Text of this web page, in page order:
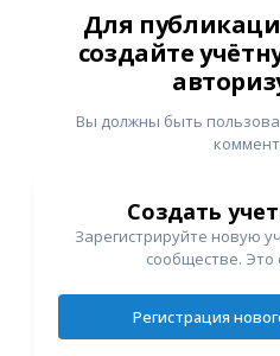
Для
создайте
Вы должны быть
Создать
Зарегистрируйте новую
сообществе. Это
Регистрация